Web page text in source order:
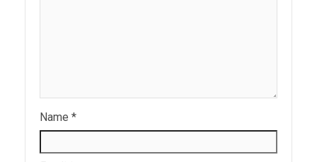
Name *